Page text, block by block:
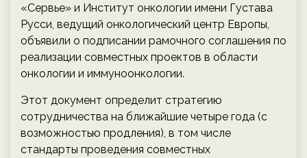
«Сервье» и Институт онкологии имени Густава
Русси, ведущий онкологический центр Европы,
объявили о подписании рамочного соглашения по
реализации совместных проектов в области
онкологии и иммуноонкологии.
Этот документ определит стратегию
сотрудничества на ближайшие четыре года (с
возможностью продления), в том числе
стандарты проведения совместных